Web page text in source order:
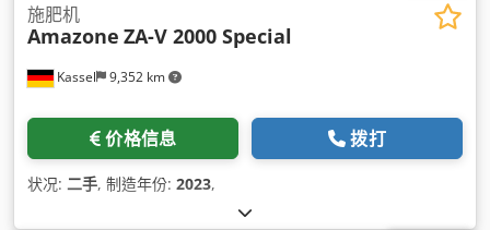
Kassel 9,352 km
施肥机
Amazone ZA-V 2000 Special
价格信息 拨打
状况: 二手, 制造年份: 2023,